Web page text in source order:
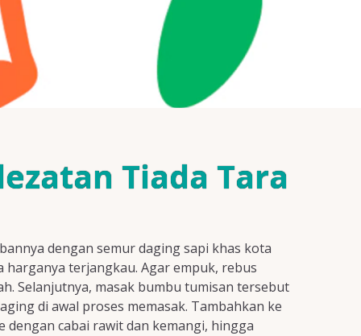
Tiada Tara
dengan semur daging sapi khas kota
harganya terjangkau. Agar empuk, rebus
Selanjutnya, masak bumbu tumisan tersebut
di awal proses memasak. Tambahkan ke
dengan cabai rawit dan kemangi, hingga